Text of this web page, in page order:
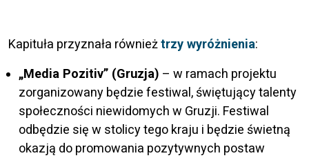
Kapituła przyznała równieżtrzy wyróżnienia:
„Media Pozitiv” (Gruzja) – w ramach projektu
zorganizowany będzie festiwal, świętujący talenty
społeczności niewidomych w Gruzji. Festiwal
odbędzie się w stolicy tego kraju i będzie świetną
okazją do promowania pozytywnych postaw